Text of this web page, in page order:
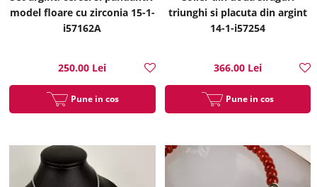
model floare cu zirconia 15-1-
i57162A
250.00 Lei
Pune in cos
triunghi si placuta din argint
14-1-i57254
366.00 Lei
Pune in cos